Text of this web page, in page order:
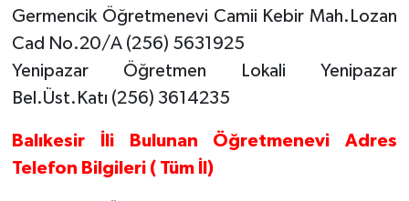
Germencik Öğretmenevi Camii Kebir Mah.Lozan
Cad No.20/A (256) 5631925
Yenipazar Öğretmen Lokali Yenipazar
Bel.Üst.Katı (256) 3614235
Balıkesir İli Bulunan Öğretmenevi Adres
Telefon Bilgileri ( Tüm İl)